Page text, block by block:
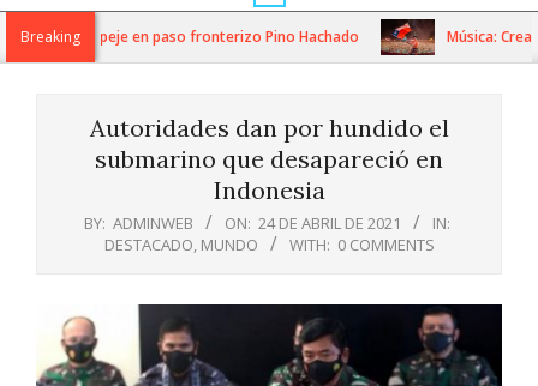
Navigation
MenuBreaking
de despeje en paso fronterizo Pino Hachado Música:
Autoridades dan por hundido el
submarino que desapareció en
Indonesia
BY: ADMINWEB ON: 24 DE ABRIL DE 2021
IN:
DESTACADO, MUNDO WITH: 0 COMMENTS